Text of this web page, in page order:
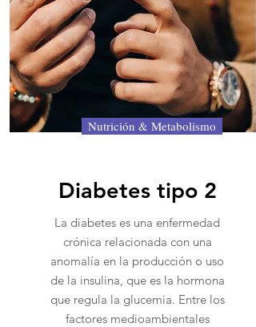
Nutrición & Metabolismo
Diabetes tipo 2
La diabetes es una enfermedad
crónica relacionada con una
anomalía en la producción o uso
de la insulina, que es la hormona
que regula la glucemia. Entre los
factores medioambientales